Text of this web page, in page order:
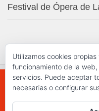
Festival de Ópera de
Utilizamos cookies
funcionamiento de la
servicios. Puede aceptar
necesarias o configurar